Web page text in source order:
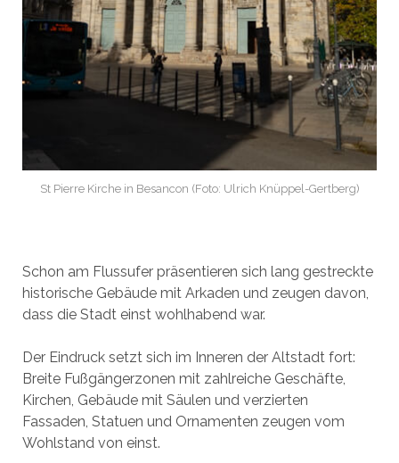
St Pierre Kirche in Besancon (Foto: Ulrich Knüppel-Gertberg)
Schon am Flussufer präsentieren sich lang gestreckte
historische Gebäude mit Arkaden und zeugen davon,
dass die Stadt einst wohlhabend war.
Der Eindruck setzt sich im Inneren der Altstadt fort:
Breite Fußgängerzonen mit zahlreiche Geschäfte,
Kirchen, Gebäude mit Säulen und verzierten
Fassaden, Statuen und Ornamenten zeugen vom
Wohlstand von einst.